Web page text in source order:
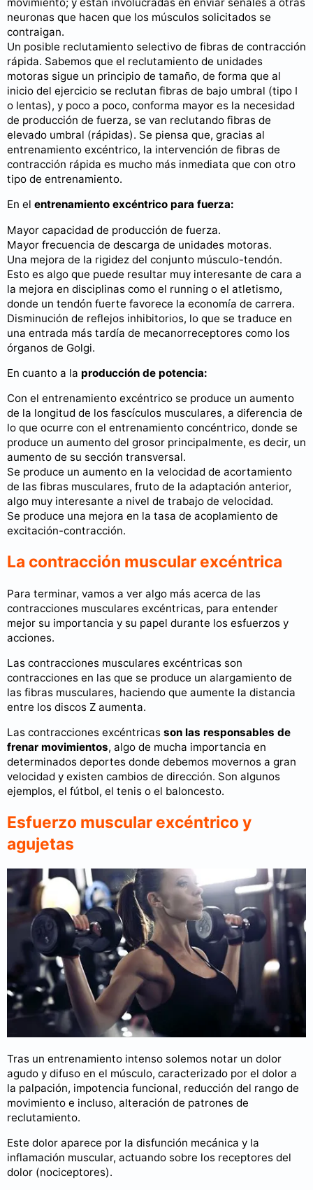
neuronas que hacen que los músculos solicitados se
contraigan.
Un posible reclutamiento selectivo de fibras de contracción
rápida. Sabemos que el reclutamiento de unidades
motoras sigue un principio de tamaño, de forma que al
inicio del ejercicio se reclutan fibras de bajo umbral (tipo I
o lentas), y poco a poco, conforma mayor es la necesidad
de producción de fuerza, se van reclutando fibras de
elevado umbral (rápidas). Se piensa que, gracias al
entrenamiento excéntrico, la intervención de fibras de
contracción rápida es mucho más inmediata que con otro
tipo de entrenamiento.
En el entrenamiento excéntrico para fuerza:
Mayor capacidad de producción de fuerza.
Mayor frecuencia de descarga de unidades motoras.
Una mejora de la rigidez del conjunto músculo-tendón.
Esto es algo que puede resultar muy interesante de cara a
la mejora en disciplinas como el running o el atletismo,
donde un tendón fuerte favorece la economía de carrera.
Disminución de reflejos inhibitorios, lo que se traduce en
una entrada más tardía de mecanorreceptores como los
órganos de Golgi.
En cuanto a la producción de potencia:
Con el entrenamiento excéntrico se produce un aumento
de la longitud de los fascículos musculares, a diferencia de
lo que ocurre con el entrenamiento concéntrico, donde se
produce un aumento del grosor principalmente, es decir, un
aumento de su sección transversal.
Se produce un aumento en la velocidad de acortamiento
de las fibras musculares, fruto de la adaptación anterior,
algo muy interesante a nivel de trabajo de velocidad.
Se produce una mejora en la tasa de acoplamiento de
excitación-contracción.
La contracción muscular excéntrica
Para terminar, vamos a ver algo más acerca de las
contracciones musculares excéntricas, para entender
mejor su importancia y su papel durante los esfuerzos y
acciones.
Las contracciones musculares excéntricas son
contracciones en las que se produce un alargamiento de
las fibras musculares, haciendo que aumente la distancia
entre los discos Z aumenta.
Las contracciones excéntricas son las responsables de
frenar movimientos, algo de mucha importancia en
determinados deportes donde debemos movernos a gran
velocidad y existen cambios de dirección. Son algunos
ejemplos, el fútbol, el tenis o el baloncesto.
Esfuerzo muscular excéntrico y
agujetas
Tras un entrenamiento intenso solemos notar un dolor
agudo y difuso en el músculo, caracterizado por el dolor a
la palpación, impotencia funcional, reducción del rango de
movimiento e incluso, alteración de patrones de
reclutamiento.
Este dolor aparece por la disfunción mecánica y la
inflamación muscular, actuando sobre los receptores del
dolor (nociceptores).